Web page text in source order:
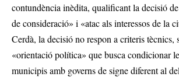
contundència inèdita, qualificant la decisió
de consideració» i «atac als interessos de la
Cerdà, la decisió no respon a criteris tècnics,
«orientació política» que busca condicionar
municipis amb governs de signe diferent al